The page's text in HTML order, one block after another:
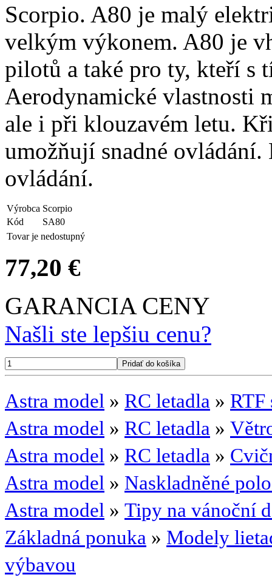
Scorpio. A80 je malý
velkým výkonem. A80 je
pilotů a také pro ty, kteří s
Aerodynamické vlastnosti
ale i při klouzavém letu.
umožňují snadné
ovládání.
Výrobca Scorpio
Kód
SA80
Tovar je nedostupný
77,20 €
GARANCIA CENY
Našli ste lepšiu cenu?
Astra model » RC letadla » RTF
Astra model » RC letadla »
Astra model » RC letadla »
Astra model » Naskladněné
Astra model » Tipy na vánoční
Základná ponuka » Modely
výbavou